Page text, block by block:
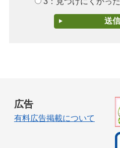
広告
有料広告掲載について